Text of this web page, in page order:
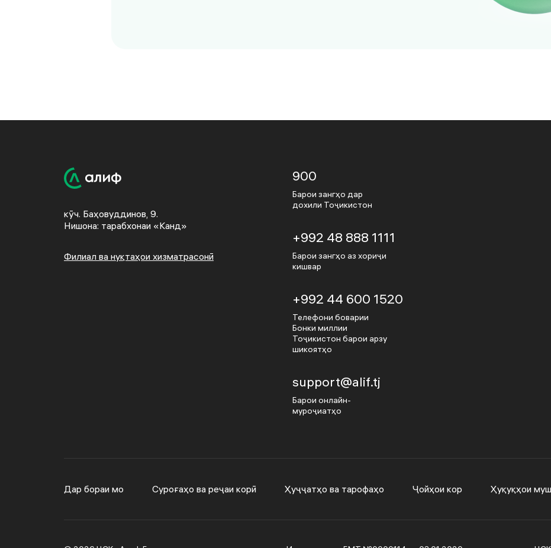
кӯч. Баҳовуддинов, 9.
Нишона: тарабхонаи «Канд»
Филиал ва нуқтаҳои хизматрасонӣ
900
Барои зангҳо дар
дохили Тоҷикистон
+992 48 888 1111
Барои зангҳо аз хориҷи
кишвар
+992 44 600 1520
Телефони боварии
Бонки миллии
Тоҷикистон барои арзу
шикоятҳо
support@alif.tj
Барои онлайн-
муроҷиатҳо
Дар бораи мо Суроғаҳо ва реҷаи корӣ Ҳуҷҷатҳо ва тарофаҳо Ҷойҳои кор Ҳуқуқҳои